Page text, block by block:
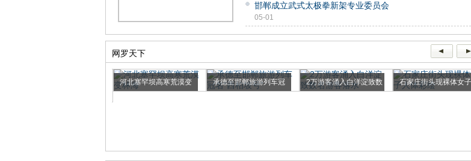
邯郸成立武式太极拳新架专业委员会
05-01
网罗天下
河北塞罕坝高寒荒漠变 承德至邯郸旅游列车冠 2万游客涌入白洋淀致数 石家庄街头现裸体女子